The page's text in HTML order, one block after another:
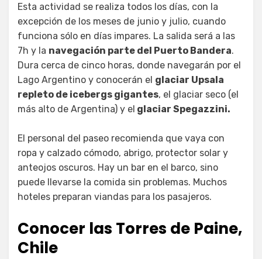
Esta actividad se realiza todos los días, con la
excepción de los meses de junio y julio, cuando
funciona sólo en días impares. La salida será a las
7h y la navegación parte del Puerto Bandera.
Dura cerca de cinco horas, donde navegarán por el
Lago Argentino y conocerán el glaciar Upsala
repleto de icebergs gigantes, el glaciar seco (el
más alto de Argentina) y el glaciar Spegazzini.
El personal del paseo recomienda que vaya con
ropa y calzado cómodo, abrigo, protector solar y
anteojos oscuros. Hay un bar en el barco, sino
puede llevarse la comida sin problemas. Muchos
hoteles preparan viandas para los pasajeros.
Conocer las Torres de Paine,
Chile